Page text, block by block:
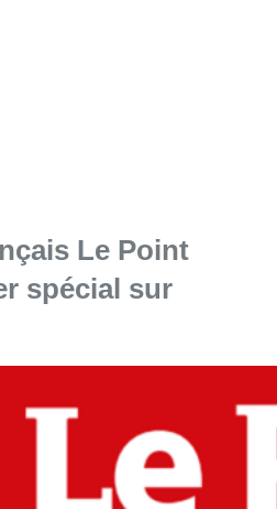
Le Point
spécial sur